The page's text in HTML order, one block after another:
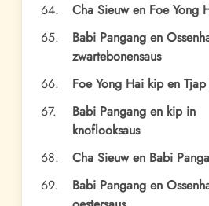
64.
Cha Sieuw en Foe Yong
65.
Babi Pangang en
zwartebonensaus
66.
Foe Yong Hai kip en
67.
Babi Pangang en kip in
knoflooksaus
68.
Cha Sieuw en Babi
69.
Babi Pangang en